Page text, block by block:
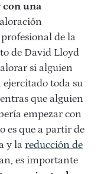
con una
de la
de David Lloyd
si alguien
ejercitado toda su
que alguien
empezar con
es que a partir de
y la reducción de
es importante